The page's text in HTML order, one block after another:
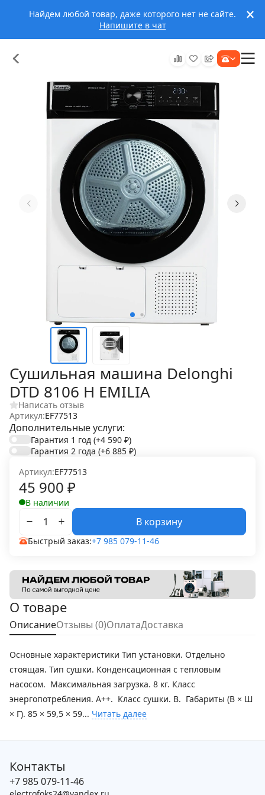
Найдем любой товар, даже которого нет не сайте.
Напишите в чат
Сушильная машина Delonghi
DTD 8106 H EMILIA
Написать отзыв
Артикул:EF77513
Дополнительные услуги:
Гарантия 1 год (+4 590 ₽)
Гарантия 2 года (+6 885 ₽)
Артикул:EF77513
45 900 ₽
В наличии
В корзину
Быстрый заказ:+7 985 079-11-46
О товаре
ОписаниеОтзывы (0)ОплатаДоставка
Основные характеристики Тип установки. Отдельно
стоящая. Тип сушки. Конденсационная с тепловым
насосом. Максимальная загрузка. 8 кг. Класс
энергопотребления. A++. Класс сушки. B. Габариты (В × Ш
× Г). 85 × 59,5 × 59... Читать далее
Контакты
+7 985 079-11-46